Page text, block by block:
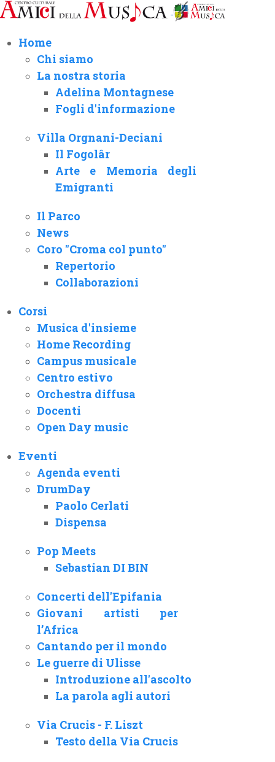
Home
Chi siamo
La nostra storia
Adelina Montagnese
Fogli d'informazione
Villa Orgnani-Deciani
Il Fogolâr
Arte e Memoria degli
Emigranti
Il Parco
News
Coro "Croma col punto"
Repertorio
Collaborazioni
Corsi
Musica d'insieme
Home Recording
Campus musicale
Centro estivo
Orchestra diffusa
Docenti
Open Day music
Eventi
Agenda eventi
DrumDay
Paolo Cerlati
Dispensa
Pop Meets
Sebastian DI BIN
Concerti dell'Epifania
Giovani artisti per
l’Africa
Cantando per il mondo
Le guerre di Ulisse
Introduzione all'ascolto
La parola agli autori
Via Crucis - F. Liszt
Testo della Via Crucis